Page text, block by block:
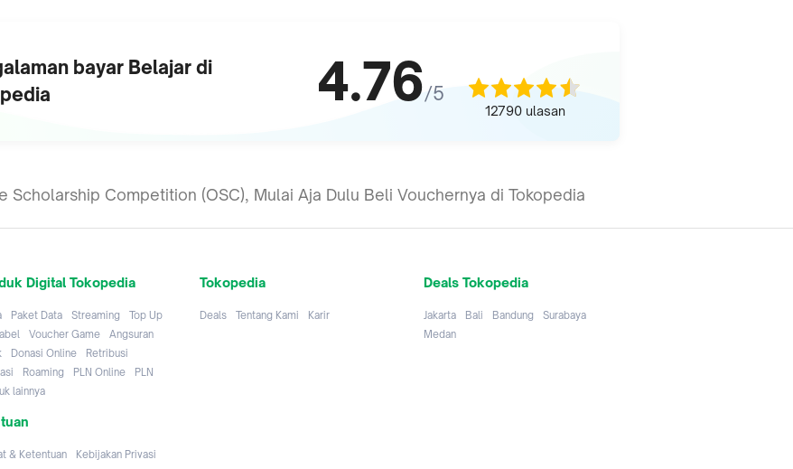
bayar Belajar di
4.76/5
12790ulasan
Scholarship Competition (OSC), Mulai Aja Dulu Beli Vouchernya di Tokopedia
Digital Tokopedia
Paket Data Streaming
Top Up
Voucher Game
Angsuran
Donasi Online
Retribusi
Roaming PLN Online
PLN
lainnya
Tokopedia
Deals Tentang Kami Karir
Deals Tokopedia
Jakarta Bali Bandung
Surabaya
Medan
& Ketentuan
Kebijakan Privasi